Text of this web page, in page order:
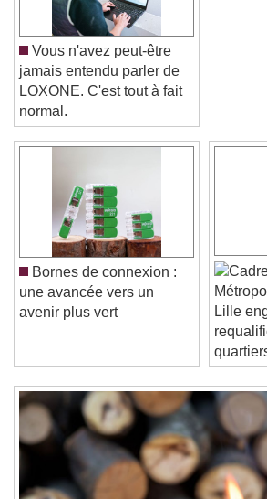
Video Player is loading.
Play Video
Play
Skip Backward
Unmute
Current Time0:00
/
Duration
Seek to live, currently behind live
Remaining Time-0:00
1x
Playback Rate
Chapters
Chapters
Vous n'avez peut-être
jamais entendu parler de
LOXONE. C'est tout à fait
normal.
Bornes de connexion :
une avancée vers un
Lille